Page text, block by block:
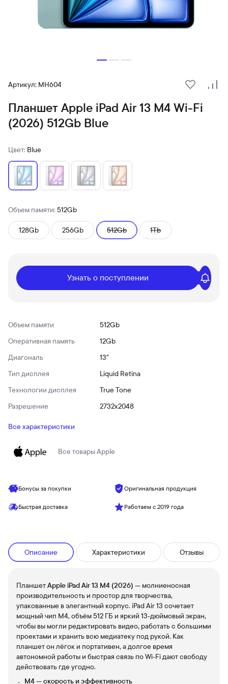
Артикул: MH604
В
Планшет Apple iPad Air 13 M4 Wi-Fi
(2026) 512Gb Blue
Цвет: Blue
Объем памяти: 512Gb
128Gb 256Gb 512Gb 1Tb
Узнать о поступлении
Объем памяти
512Gb
Оперативная память
12Gb
Диагональ
13"
Тип дисплея
Liquid Retina
Технологии дисплея
True Tone
Разрешение
2732x2048
Все характеристики
Все товарыApple
Бонусы за покупки Оригинальная продукция
Быстрая доставка Работаем с 2019 года
Описание Характеристики Отзывы
ПланшетApple iPad Air 13 M4 (2026) — молниеносная
производительность и простор для творчества,
упакованные в элегантный корпус. iPad Air 13 сочетает
мощный чип M4, объём 512 ГБ и яркий 13‑дюймовый экран,
чтобы вы могли редактировать видео, работать с большими
проектами и хранить всю медиатеку под рукой. Как
планшет он лёгок и портативен, а долгое время
автономной работы и быстрая связь по Wi‑Fi дают свободу
действовать где угодно.
M4 — скорость и эффективность